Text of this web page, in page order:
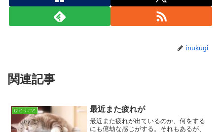
inukugi
関連記事
ひとりごと 最近また疲れが
最近また疲れが出ているのか、何をする
にも億劫な感じがする。それもあるが、